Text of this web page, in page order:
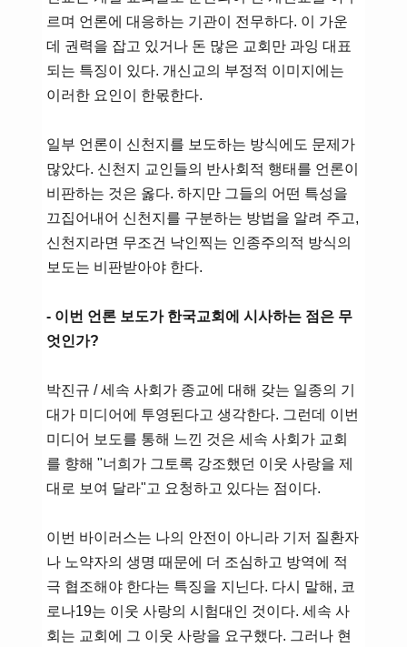
르며 언론에 대응하는 기관이 전무하다. 이 가운
데 권력을 잡고 있거나 돈 많은 교회만 과잉 대표
되는 특징이 있다. 개신교의 부정적 이미지에는
이러한 요인이 한몫한다.
일부 언론이 신천지를 보도하는 방식에도 문제가
많았다. 신천지 교인들의 반사회적 행태를 언론이
비판하는 것은 옳다. 하지만 그들의 어떤 특성을
끄집어내어 신천지를 구분하는 방법을 알려 주고,
신천지라면 무조건 낙인찍는 인종주의적 방식의
보도는 비판받아야 한다.
- 이번 언론 보도가 한국교회에 시사하는 점은 무
엇인가?
박진규 / 세속 사회가 종교에 대해 갖는 일종의 기
대가 미디어에 투영된다고 생각한다. 그런데 이번
미디어 보도를 통해 느낀 것은 세속 사회가 교회
를 향해 "너희가 그토록 강조했던 이웃 사랑을 제
대로 보여 달라"고 요청하고 있다는 점이다.
이번 바이러스는 나의 안전이 아니라 기저 질환자
나 노약자의 생명 때문에 더 조심하고 방역에 적
극 협조해야 한다는 특징을 지닌다. 다시 말해, 코
로나19는 이웃 사랑의 시험대인 것이다. 세속 사
회는 교회에 그 이웃 사랑을 요구했다. 그러나 현